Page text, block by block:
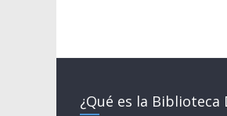
¿Qué es la Biblioteca